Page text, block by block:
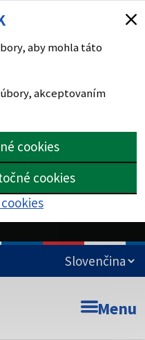
aby mohla táto
akceptovaním
cookies
cookies
Menu